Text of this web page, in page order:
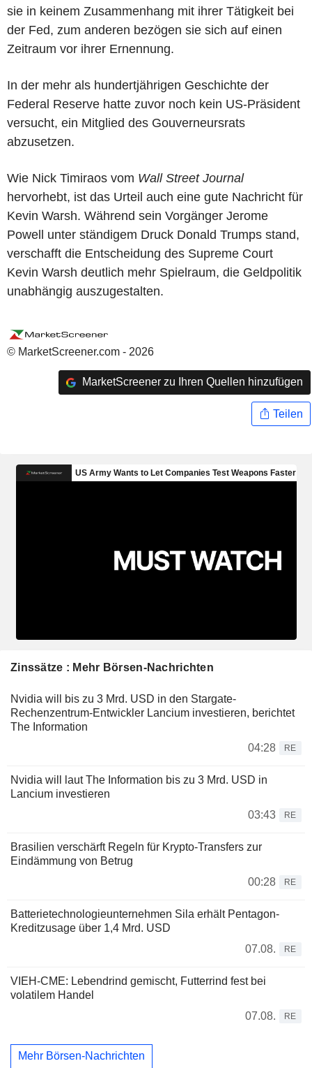
sie in keinem Zusammenhang mit ihrer Tätigkeit bei
der Fed, zum anderen bezögen sie sich auf einen
Zeitraum vor ihrer Ernennung.
In der mehr als hundertjährigen Geschichte der
Federal Reserve hatte zuvor noch kein US-Präsident
versucht, ein Mitglied des Gouverneursrats
abzusetzen.
Wie Nick Timiraos vom Wall Street Journal
hervorhebt, ist das Urteil auch eine gute Nachricht für
Kevin Warsh. Während sein Vorgänger Jerome
Powell unter ständigem Druck Donald Trumps stand,
verschafft die Entscheidung des Supreme Court
Kevin Warsh deutlich mehr Spielraum, die Geldpolitik
unabhängig auszugestalten.
© MarketScreener.com - 2026
MarketScreener zu Ihren Quellen hinzufügen
Teilen
Zinssätze : Mehr Börsen-Nachrichten
Nvidia will bis zu 3 Mrd. USD in den Stargate-
Rechenzentrum-Entwickler Lancium investieren, berichtet
The Information
04:28
RE
Nvidia will laut The Information bis zu 3 Mrd. USD in
Lancium investieren
03:43
RE
Brasilien verschärft Regeln für Krypto-Transfers zur
Eindämmung von Betrug
00:28
RE
Batterietechnologieunternehmen Sila erhält Pentagon-
Kreditzusage über 1,4 Mrd. USD
07.08.
RE
VIEH-CME: Lebendrind gemischt, Futterrind fest bei
volatilem Handel
07.08.
RE
Mehr Börsen-Nachrichten